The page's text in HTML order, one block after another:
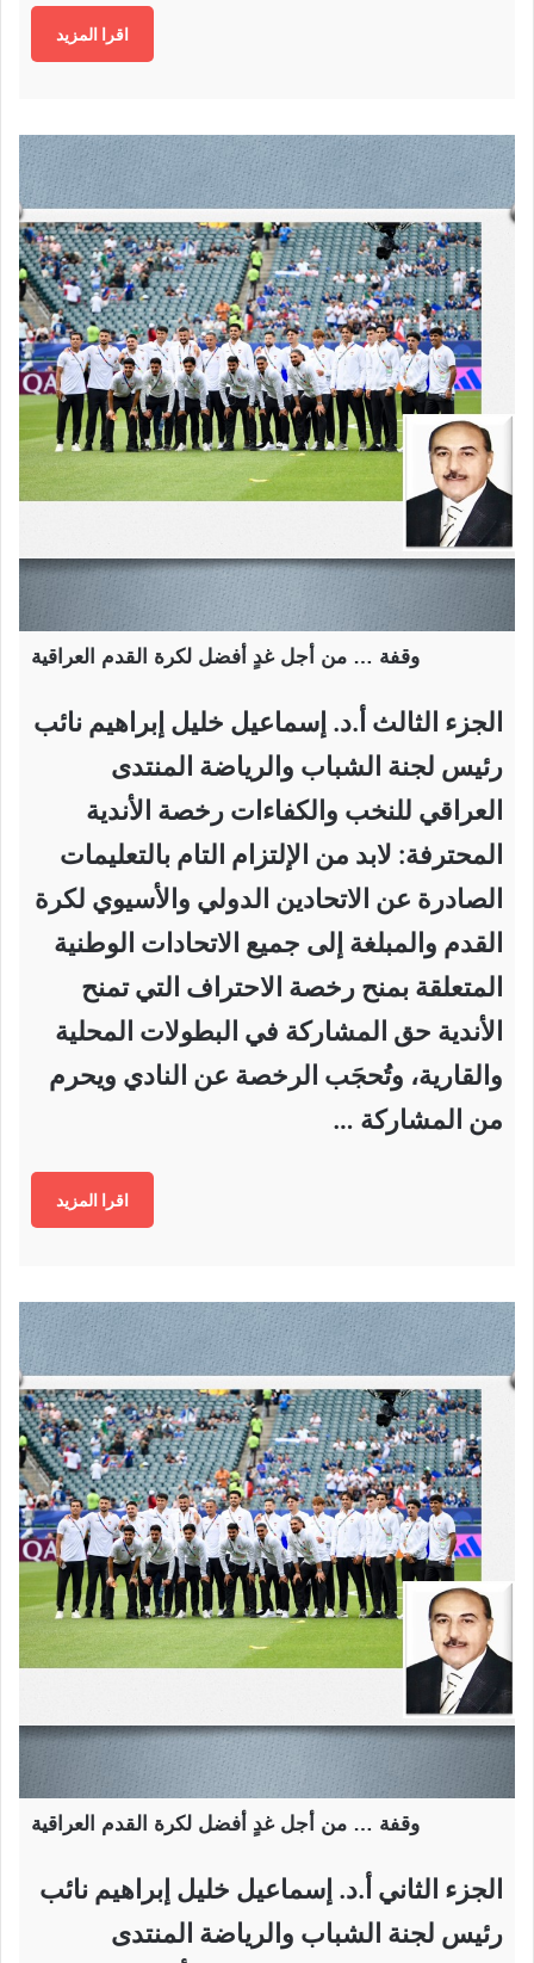
اقرا المزيد
وقفة … من أجل غدٍ أفضل لكرة القدم العراقية
الجزء الثالث أ.د. إسماعيل خليل إبراهيم نائب
رئيس لجنة الشباب والرياضة المنتدى
العراقي للنخب والكفاءات رخصة الأندية
المحترفة: لابد من الإلتزام التام بالتعليمات
الصادرة عن الاتحادين الدولي والأسيوي لكرة
القدم والمبلغة إلى جميع الاتحادات الوطنية
المتعلقة بمنح رخصة الاحتراف التي تمنح
الأندية حق المشاركة في البطولات المحلية
والقارية، وتُحجَب الرخصة عن النادي ويحرم
من المشاركة …
اقرا المزيد
وقفة … من أجل غدٍ أفضل لكرة القدم العراقية
الجزء الثاني أ.د. إسماعيل خليل إبراهيم نائب
رئيس لجنة الشباب والرياضة المنتدى